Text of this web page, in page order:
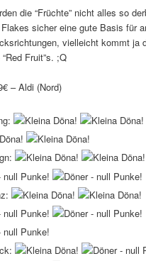
die “Früchte” nicht alles so
sicher eine gute Basis für
vielleicht kommt ja
Fruit”s. ;Q
– Aldi (Nord)